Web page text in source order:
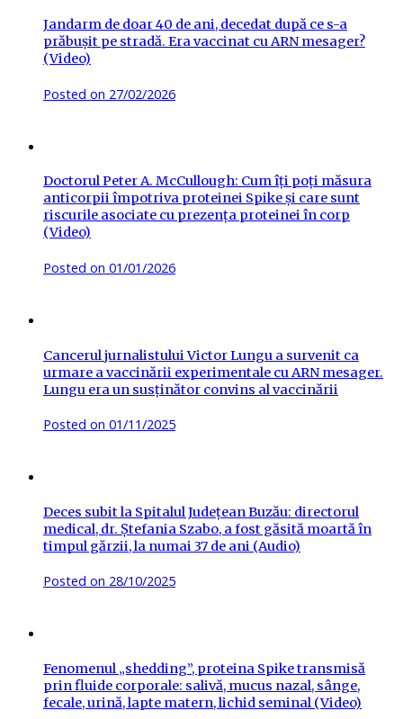
Jandarm de doar 40 de ani, decedat după ce s-a
prăbușit pe stradă. Era vaccinat cu ARN mesager?
(Video)
Posted on 27/02/2026
Doctorul Peter A. McCullough: Cum îți poți măsura
anticorpii împotriva proteinei Spike și care sunt
riscurile asociate cu prezența proteinei în corp
(Video)
Posted on 01/01/2026
Cancerul jurnalistului Victor Lungu a survenit ca
urmare a vaccinării experimentale cu ARN mesager.
Lungu era un susținător convins al vaccinării
Posted on 01/11/2025
Deces subit la Spitalul Județean Buzău: directorul
medical, dr. Ștefania Szabo, a fost găsită moartă în
timpul gărzii, la numai 37 de ani (Audio)
Posted on 28/10/2025
Fenomenul „shedding”, proteina Spike transmisă
prin fluide corporale: salivă, mucus nazal, sânge,
fecale, urină, lapte matern, lichid seminal (Video)